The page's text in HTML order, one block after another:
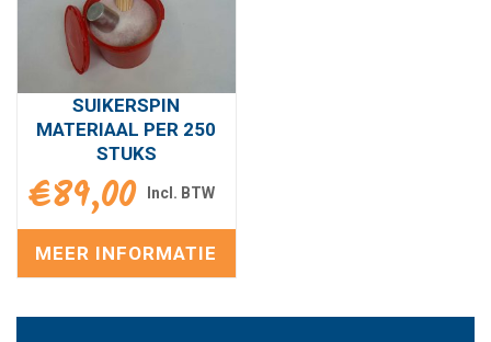
SUIKERSPIN
MATERIAAL PER 250
STUKS
€89,00
MEER INFORMATIE